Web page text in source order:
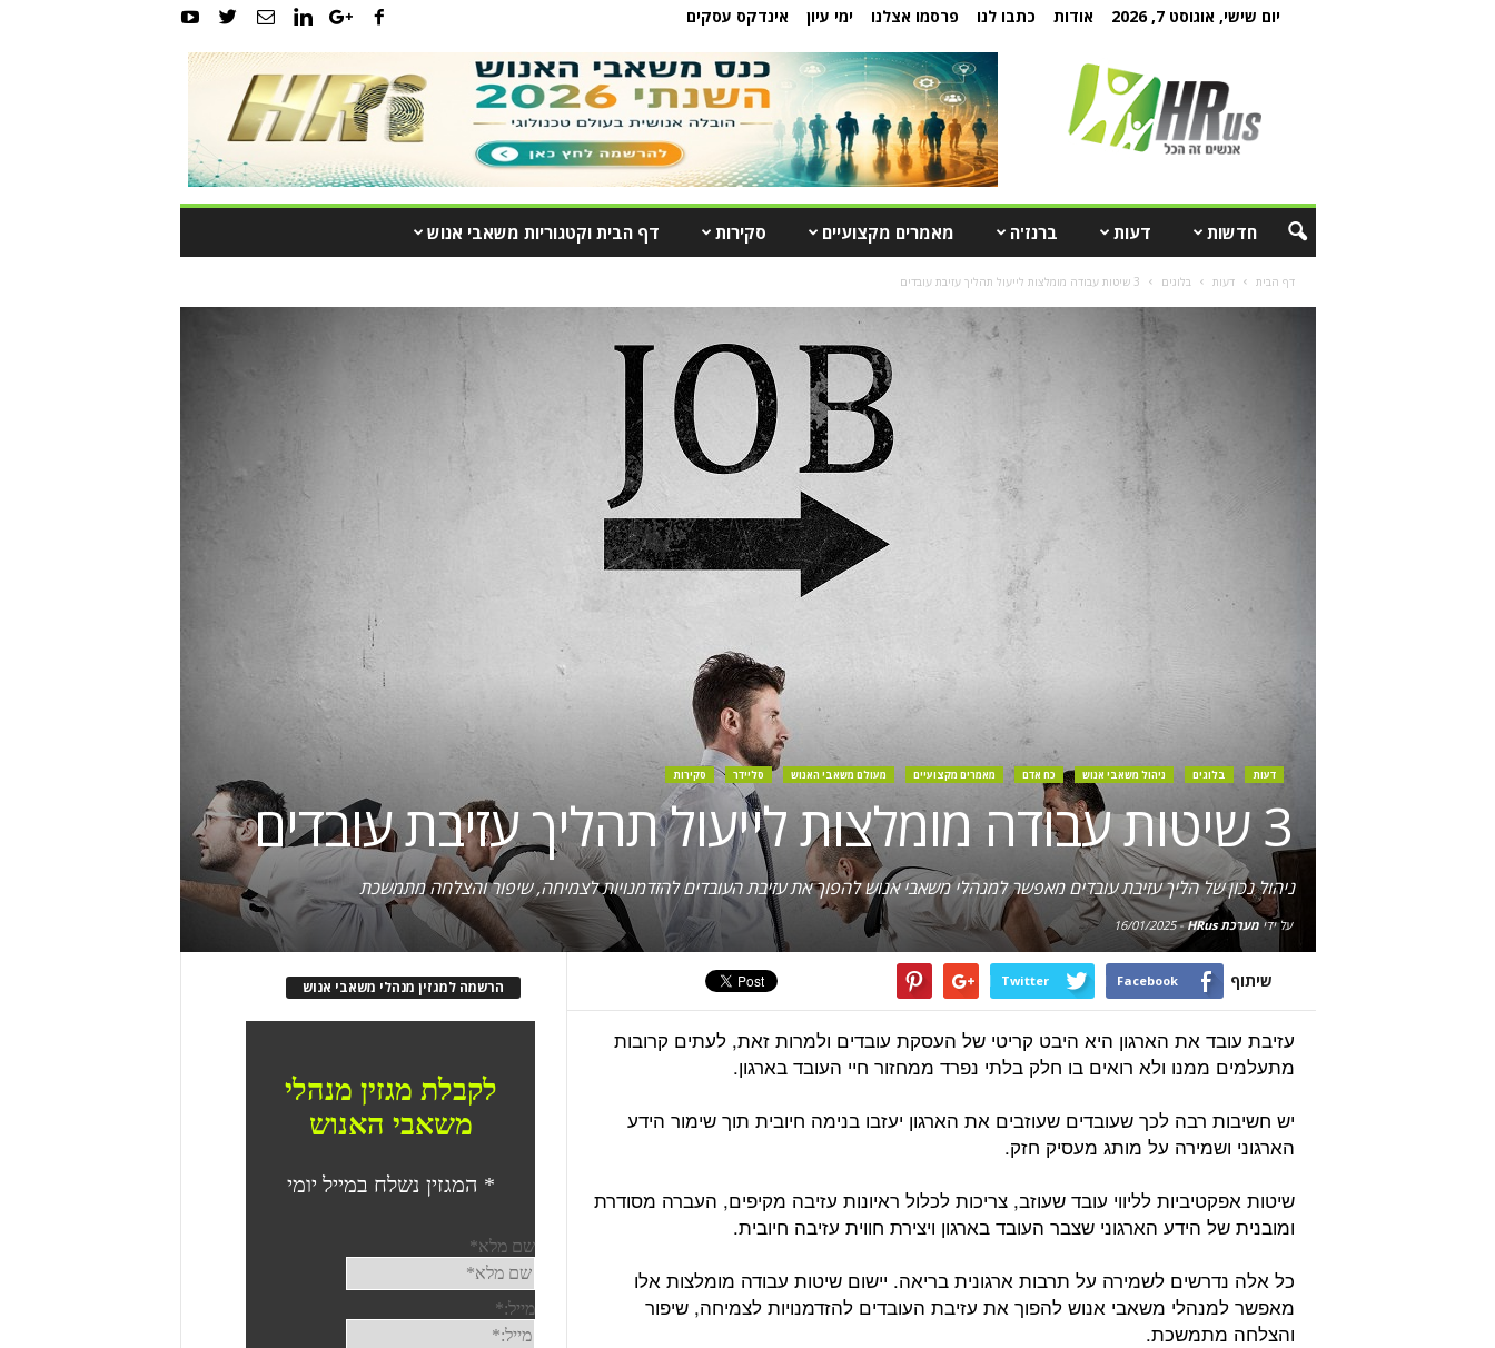
יום שישי, אוגוסט 7, 2026 אודות כתבו לנו פרסמו אצלנו ימי עיון אינדקס עסקים
חדשות דעות ברנז'ה מאמרים מקצועיים סקירות דף הבית וקטגוריות משאבי אנוש
דף הבית דעות בלוגים 3 שיטות עבודה מומלצות לייעול תהליך עזיבת עובדים
דעות בלוגים ניהול משאבי אנוש כח אדם מאמרים מקצועיים מעולם משאבי האנוש סליידר סקירות
3 שיטות עבודה מומלצות לייעול תהליך עזיבת עובדים
ניהול נכון של הליך עזיבת עובדים מאפשר למנהלי משאבי אנוש להפוך את עזיבת העובדים להזדמנויות לצמיחה, שיפור והצלחה מתמשכת
על ידימערכת HRus -
16/01/2025
שיתוף Facebook
Twitter
עזיבת עובד את הארגון היא היבט קריטי של העסקת עובדים ולמרות זאת, לעתים קרובות
מתעלמים ממנו ולא רואים בו חלק בלתי נפרד ממחזור חיי העובד בארגון.
יש חשיבות רבה לכך שעובדים שעוזבים את הארגון יעזבו בנימה חיובית תוך שימור הידע
הארגוני ושמירה על מותג מעסיק חזק.
שיטות אפקטיביות לליווי עובד שעוזב, צריכות לכלול ראיונות עזיבה מקיפים, העברה מסודרת
ומובנית של הידע הארגוני שצבר העובד בארגון ויצירת חווית עזיבה חיובית.
כל אלה נדרשים לשמירה על תרבות ארגונית בריאה. יישום שיטות עבודה מומלצות אלו
מאפשר למנהלי משאבי אנוש להפוך את עזיבת העובדים להזדמנויות לצמיחה, שיפור
והצלחה מתמשכת.
הרשמה למגזין מנהלי משאבי אנוש